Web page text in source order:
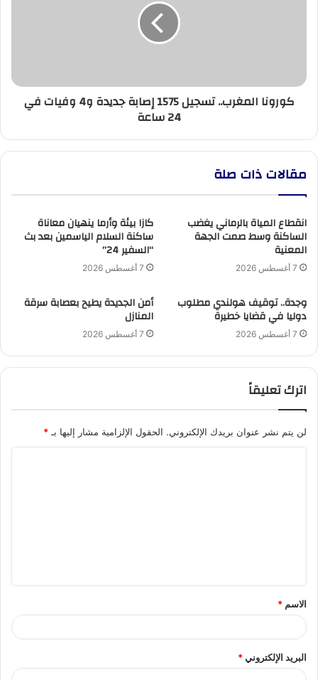
في
كورونا المغرب.. تسجيل 1575 إصابة جديدة و4 وفيات في
24 ساعة
مقالات ذات صلة
انقطاع المياة بالرماني يغضب
الساكنة وسط صمت الجهة
المعنية
7 أغسطس 2026
كازا بيئة وأرما ينهيان معاناة
ساكنة السلام الياسمين بعد بث
“السفير 24”
7 أغسطس 2026
وجدة.. توقيف هولندي مطلوب
دوليا في قضايا خطيرة
7 أغسطس 2026
أمن الجديدة يطيح بعصابة سرقة
المنازل
7 أغسطس 2026
اترك تعليقاً
لن يتم نشر عنوان بريدك الإلكتروني. الحقول الإلزامية مشار إليها بـ *
ق
*
الاسم *
البريد الإلكتروني*